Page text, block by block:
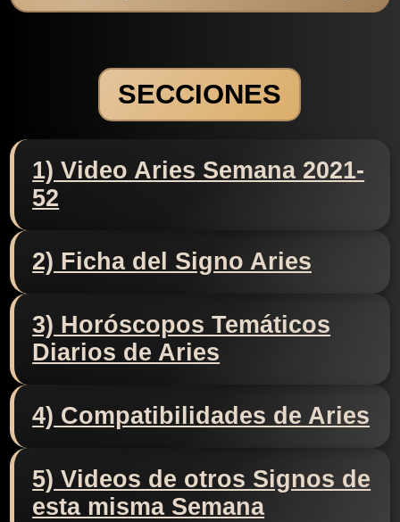
SECCIONES
1) Video Aries Semana 2021-
52
2) Ficha del Signo Aries
3) Horóscopos Temáticos
Diarios de Aries
4) Compatibilidades de Aries
5) Videos de otros Signos de
esta misma Semana